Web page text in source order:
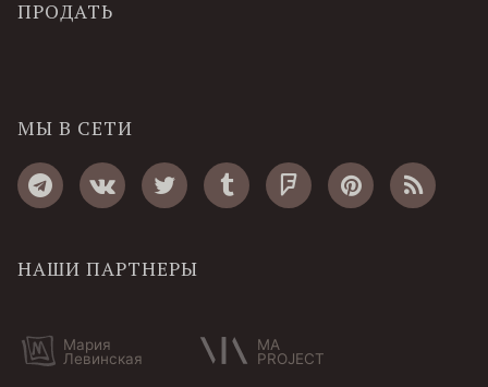
ПРОДАТЬ
МЫ В СЕТИ
НАШИ ПАРТНЕРЫ
Мария
Левинская
MA
PROJECT